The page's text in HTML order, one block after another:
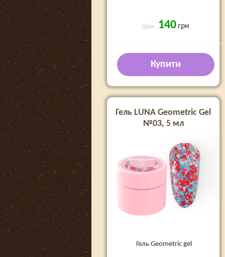
Ціна: 140 грн
Купити
Гель LUNA Geometric Gel
№03, 5 мл
Гель Geometric gel